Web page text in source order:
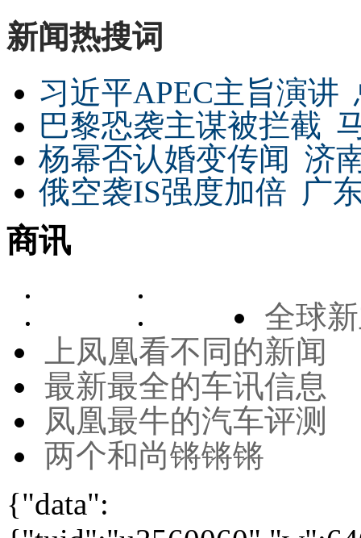
新闻热搜词
习近平APEC主旨演讲
巴黎恐袭主谋被拦截
杨幂否认婚变传闻 济
俄空袭IS强度加倍 广
商讯
全球
上凤凰看不同的新闻
最新最全的车讯信息
凤凰最牛的汽车评测
两个和尚锵锵锵
{"data":